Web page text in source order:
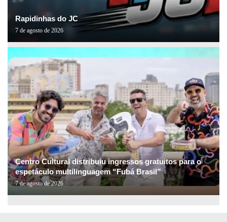
Rapidinhas do JC
7 de agosto de 2026
Centro Cultural distribuiu ingressos gratuitos para o
espetáculo multilinguagem “Fubá Brasil”
7 de agosto de 2026